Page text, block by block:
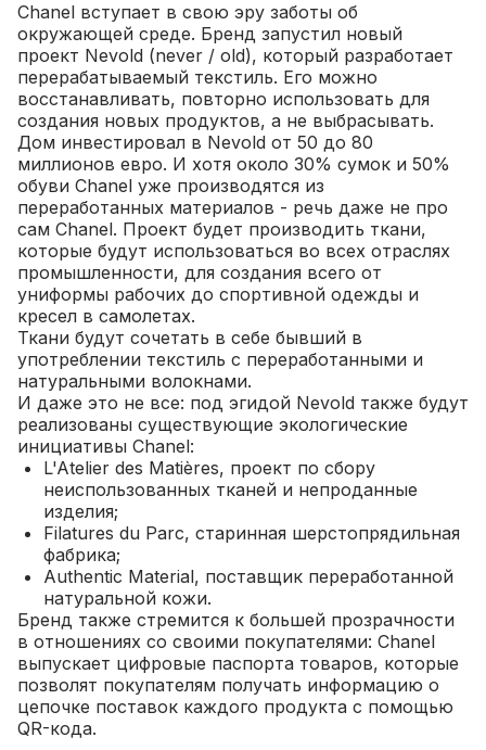
Chanel вступает в свою эру заботы об
окружающей среде. Бренд запустил новый
проект Nevold (never / old), который разработает
перерабатываемый текстиль. Его можно
восстанавливать, повторно использовать для
создания новых продуктов, а не выбрасывать.
Дом инвестировал в Nevold от 50 до 80
миллионов евро. И хотя около 30% сумок и 50%
обуви Chanel уже производятся из
переработанных материалов - речь даже не про
сам Chanel. Проект будет производить ткани,
которые будут использоваться во всех отраслях
промышленности, для создания всего от
униформы рабочих до спортивной одежды и
кресел в самолетах.
Ткани будут сочетать в себе бывший в
употреблении текстиль с переработанными и
натуральными волокнами.
И даже это не все: под эгидой Nevold также будут
реализованы существующие экологические
инициативы Chanel:
L'Atelier des Matières, проект по сбору
неиспользованных тканей и непроданные
изделия;
Filatures du Parc, старинная шерстопрядильная
фабрика;
Authentic Material, поставщик переработанной
натуральной кожи.
Бренд также стремится к большей прозрачности
в отношениях со своими покупателями: Chanel
выпускает цифровые паспорта товаров, которые
позволят покупателям получать информацию о
цепочке поставок каждого продукта с помощью
QR-кода.